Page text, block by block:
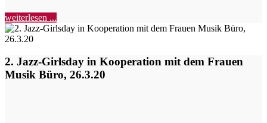
weiterlesen ...
2. Jazz-Girlsday in Kooperation mit dem Frauen
Musik Büro, 26.3.20